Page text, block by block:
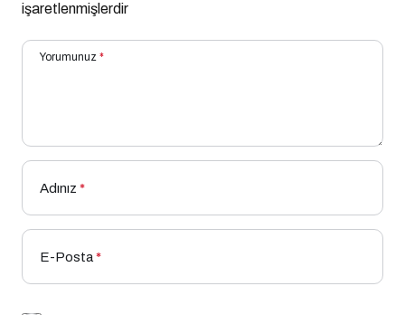
işaretlenmişlerdir
Yorumunuz *
Adınız *
E-Posta*